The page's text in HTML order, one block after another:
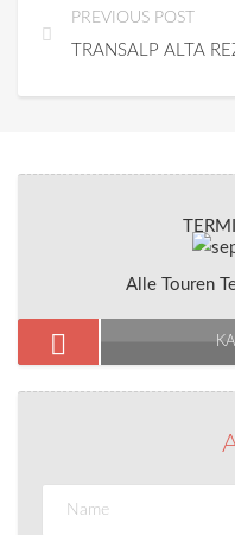
PREVIOUS POST
TRANSALP ALTA
Alle Touren